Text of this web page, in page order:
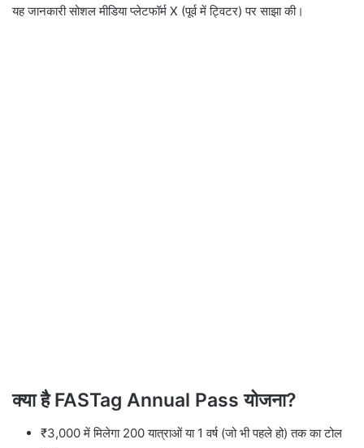
यह जानकारी सोशल मीडिया प्लेटफॉर्म X (पूर्व में ट्विटर) पर साझा की।
क्या है FASTag Annual Pass योजना?
₹3,000 में मिलेगा 200 यात्राओं या 1 वर्ष (जो भी पहले हो) तक का टोल